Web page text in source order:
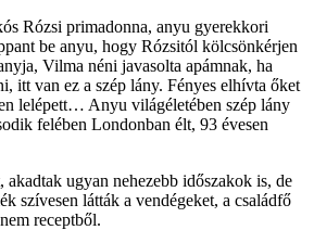
Rózsi primadonna, anyu gyerekkori
be anyu, hogy Rózsitól kölcsönkérjen
Vilma néni javasolta apámnak, ha
itt van ez a szép lány. Fényes elhívta őket
lelépett… Anyu világéletében szép lány
felében Londonban élt, 93 évesen
ugyan nehezebb időszakok is, de
szívesen látták a vendégeket, a családfő
receptből.